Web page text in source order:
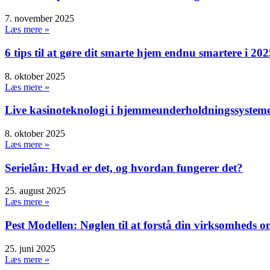
7. november 2025
Læs mere »
6 tips til at gøre dit smarte hjem endnu smartere i
8. oktober 2025
Læs mere »
Live kasinoteknologi i
8. oktober 2025
Læs mere »
Serielån: Hvad er det, og hvordan fungerer det?
25. august 2025
Læs mere »
Pest Modellen: Nøglen til at forstå din virksomheds
25. juni 2025
Læs mere »